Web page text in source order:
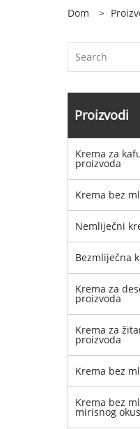
Dom >
Proizvodi
Krema za
proizvoda
Krema bez
Nemliječni
Bezmliječna
Krema za
proizvoda
Krema za
proizvoda
Krema bez
Krema bez
mirisnog